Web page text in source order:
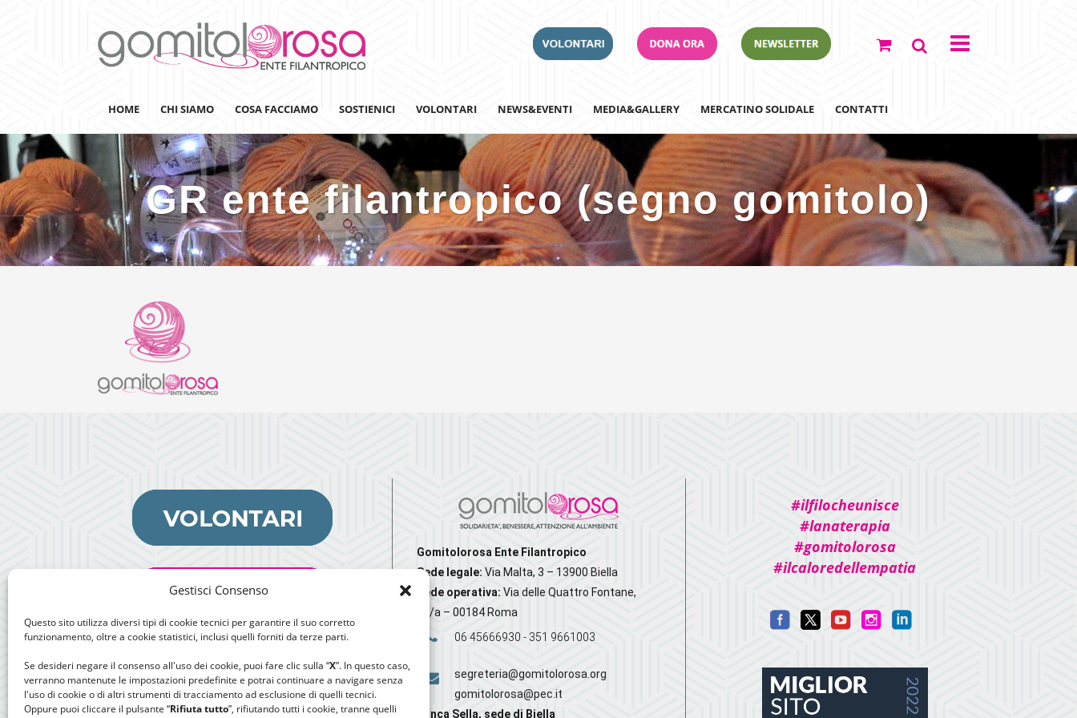
Gestisci Consenso
Questo sito utilizza diversi tipi di cookie tecnici per garantire il suo corretto
funzionamento, oltre a cookie statistici, inclusi quelli forniti da terze parti.
Se desideri negare il consenso all'uso dei cookie, puoi fare clic sulla “X”. In questo caso,
verranno mantenute le impostazioni predefinite e potrai continuare a navigare senza
l'uso di cookie o di altri strumenti di tracciamento ad esclusione di quelli tecnici.
Oppure puoi cliccare il pulsante “Rifiuta tutto”, rifiutando tutti i cookie, tranne quelli
HOME CHI SIAMO COSA FACCIAMO
Lanaterapia
Ricerca
Sensibilizzazione
SOSTIENICI
Adotta un Ospedale
Team Building
VOLONTARI NEWS&EVENTI MEDIA&GALLERY MERCATINO SOLIDALE CONTATTI
GR ente filantropico (segno gomitolo)
Gomitolorosa Ente Filantropico
Sede legale: Via Malta, 3 – 13900 Biella
Sede operativa: Via delle Quattro Fontane,
20/a – 00184 Roma
06 45666930 - 351 9661003
segreteria@gomitolorosa.org
gomitolorosa@pec.it
Banca Sella, sede di Biella
#ilfilocheunisce
#lanaterapia
#gomitolorosa
#ilcaloredellempatia